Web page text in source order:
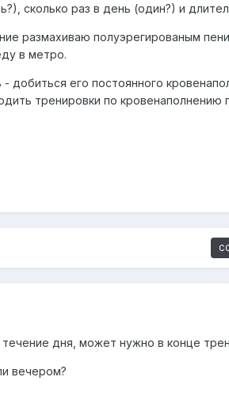
сколько раз в день (один?) и
размахиваю полуэрегированым
в метро.
добиться его постоянного
тренировки по кровенаполнению
течение дня, может нужно в конце
вечером?